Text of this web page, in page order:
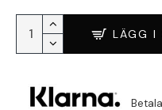
LÄGG I